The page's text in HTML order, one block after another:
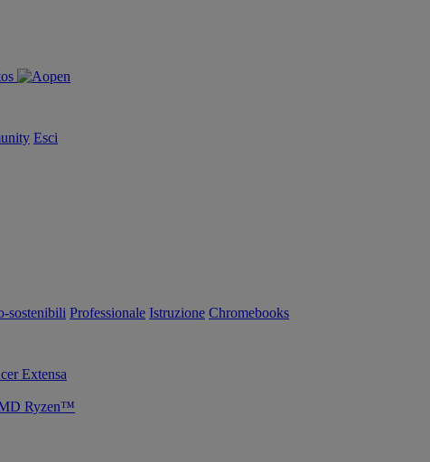
Esci
sostenibili Professionale Istruzione Chromebooks
Extensa
Ryzen™